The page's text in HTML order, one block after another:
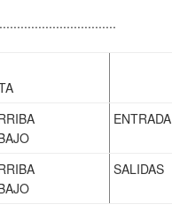
ENTRADA
SALIDAS